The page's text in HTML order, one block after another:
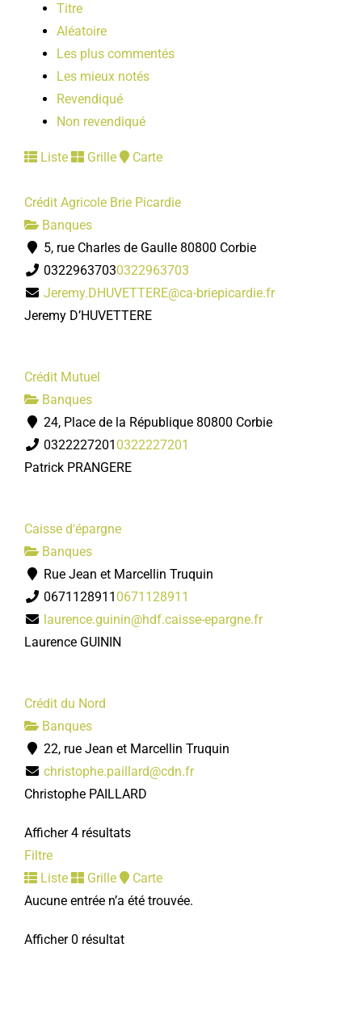
Titre
Aléatoire
Les plus commentés
Les mieux notés
Revendiqué
Non revendiqué
Liste Grille Carte
Crédit Agricole Brie Picardie
Banques
5, rue Charles de Gaulle 80800 Corbie
03229637030322963703
Jeremy.DHUVETTERE@ca-briepicardie.fr
Jeremy D’HUVETTERE
Crédit Mutuel
Banques
24, Place de la République 80800 Corbie
0322227201 0322227201
Patrick PRANGERE
Caisse d'épargne
Banques
Rue Jean et Marcellin Truquin
0671128911 0671128911
laurence.guinin@hdf.caisse-epargne.fr
Laurence GUININ
Crédit du Nord
Banques
22, rue Jean et Marcellin Truquin
christophe.paillard@cdn.fr
Christophe PAILLARD
Afficher 4 résultats
Filtre
Liste
Grille
Carte
Aucune entrée n’a été trouvée.
Afficher 0 résultat